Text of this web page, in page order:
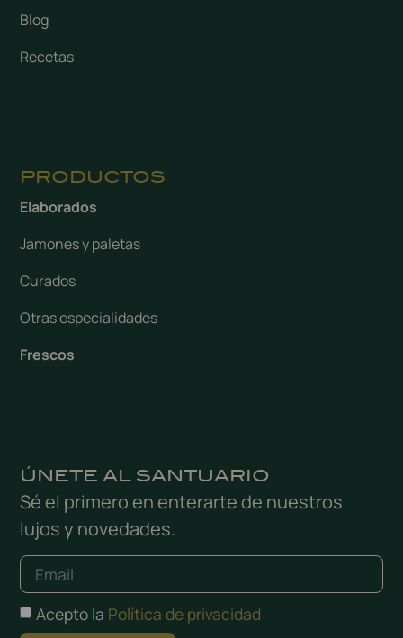
Blog
Recetas
PRODUCTOS
Elaborados
Jamones y paletas
Curados
Otras especialidades
Frescos
ÚNETE AL SANTUARIO
Sé el primero en enterarte de nuestros
lujos y novedades.
Acepto la Política de privacidad